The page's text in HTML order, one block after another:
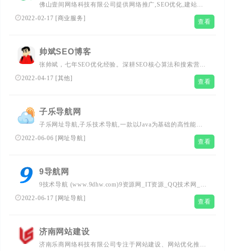
佛山壹间网络科技有限公司提供网络推广,SEO优化,建站开
发,小程序App,SEM竞价托管,短视频,电商代运营,美工设计
外包,新媒体运营,品牌策划,网络营销培训,新媒体培训,抖音
2022-02-17 [商业服务] 查看
帅斌SEO博客
张帅斌，七年SEO优化经验。深耕SEO核心算法和搜索营销
推广，提供整站优化外包、关键词快速排名、原创文章代
写、软文外链代发、媒介新闻发稿等服务。有SEO问题欢迎
2022-04-17 [其他] 查看
子乐导航网
子乐网址导航,子乐技术导航,一款以Java为基础的高性能网
址导航程序,国内首屈一指的技术教程活动导航分类平台，
站点已累计收录数千网站，累计为中国网民提供多达数亿的
2022-06-06 [ 网址导航] 查看
9导航网
9技术导航 (www.9dhw.com)9资源网_IT资源_QQ技术网_一
个9站长平台,收录推荐,站长活动,天下导航,免费源码,seo优
2022-06-17 [ 网址导航] 查看
济南网站建设
济南乐商网络科技有限公司专注于网站建设、网站优化推